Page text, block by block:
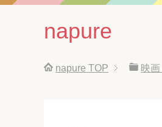
napure
napure TOP 映